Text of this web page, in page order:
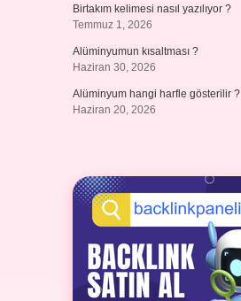
Birtakım kelimesi nasıl yazılıyor ?
Temmuz 1, 2026
Alüminyumun kısaltması ?
Haziran 30, 2026
Alüminyum hangi harfle gösterilir ?
Haziran 20, 2026